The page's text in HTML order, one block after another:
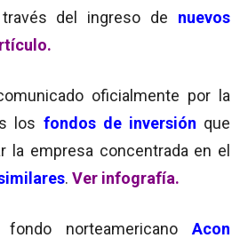
del ingreso de nuevos
oficialmente por la
los fondos de inversión que
la empresa concentrada en el
. Ver infografía.
norteamericano Acon